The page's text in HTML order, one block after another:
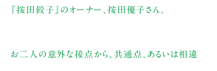
『按田餃子』のオーナー、按田優子さん。
お二人の意外な接点から、共通点、あるいは相違